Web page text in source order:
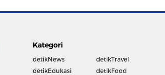
Kategori
detikNews
detikEdukasi
detikTravel
detikFood